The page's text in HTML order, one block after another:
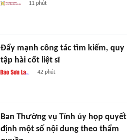
11 phút
Đẩy mạnh công tác tìm kiếm, quy
tập hài cốt liệt sĩ
42 phút
Ban Thường vụ Tỉnh ủy họp quyết
định một số nội dung theo thẩm